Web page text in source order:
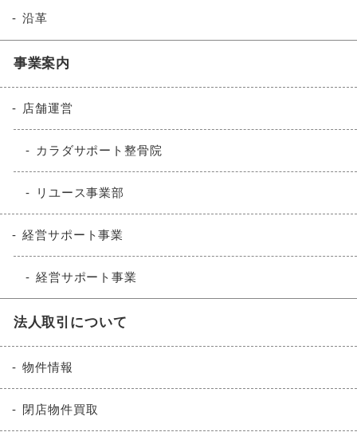
沿革
事業案内
店舗運営
カラダサポート整骨院
リユース事業部
経営サポート事業
経営サポート事業
法人取引について
物件情報
閉店物件買取